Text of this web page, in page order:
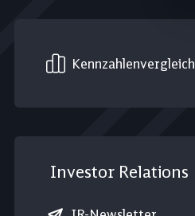
Kennzahlen­vergleich
Investor Relations